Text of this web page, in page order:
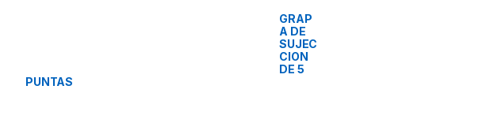
GRAP
A DE
SUJEC
CION
DE 5
PUNTAS